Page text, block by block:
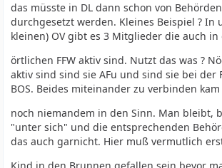
das müsste in DL dann schon von
durchgesetzt werden. Kleines Beispiel ? In
kleinen) OV gibt es 3 Mitglieder die auch in
örtlichen FFW aktiv sind. Nutzt das was ?
aktiv sind sind sie AFu und sind sie bei der
BOS. Beides miteinander zu verbinden kam
noch niemandem in den Sinn. Man bleibt,
"unter sich" und die entsprechenden
das auch garnicht. Hier muß vermutlich